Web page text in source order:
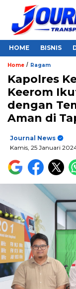
HOME BISNIS
Home / Ragam
Kapolres
Keerom
dengan
Aman di
Journal News
Kamis, 25 Januari